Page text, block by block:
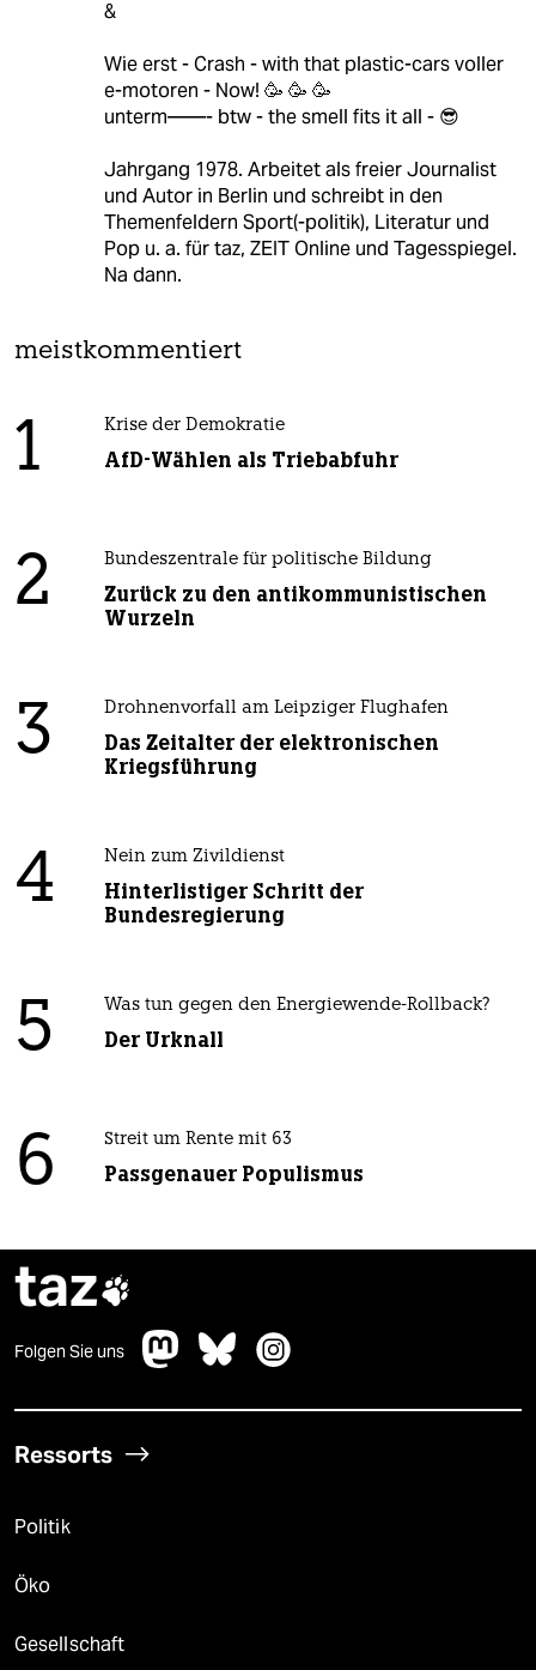
&
Wie erst - Crash - with that plastic-cars voller
e-motoren - Now! 🥳 🥳 🥳
unterm——- btw - the smell fits it all - 😎
Jahrgang 1978. Arbeitet als freier Journalist
und Autor in Berlin und schreibt in den
Themenfeldern Sport(-politik), Literatur und
Pop u. a. für taz, ZEIT Online und Tagesspiegel.
Na dann.
meistkommentiert
1 Krise der Demokratie
AfD-Wählen als Triebabfuhr
2 Bundeszentrale für politische Bildung
Zurück zu den antikommunistischen
Wurzeln
3 Drohnenvorfall am Leipziger Flughafen
Das Zeitalter der elektronischen
Kriegsführung
4 Nein zum Zivildienst
Hinterlistiger Schritt der
Bundesregierung
5 Was tun gegen den Energiewende-Rollback?
Der Urknall
6 Streit um Rente mit 63
Passgenauer Populismus
taz
Folgen Sie uns
Ressorts
Politik
Öko
Gesellschaft